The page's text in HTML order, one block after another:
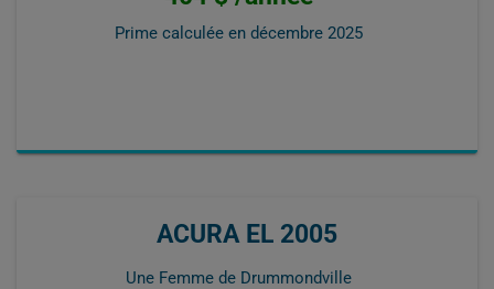
Prime calculée en décembre 2025
ACURA EL 2005
Une Femme de Drummondville